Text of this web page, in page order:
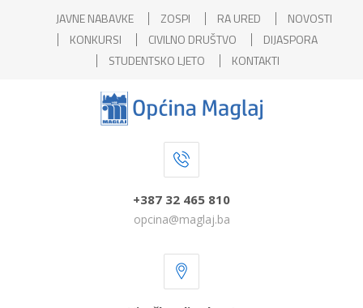
JAVNE NABAVKE ZOSPI RA URED
NOVOSTI
KONKURSI
CIVILNO DRUŠTVO
DIJASPORA
STUDENTSKO LJETO
KONTAKTI
+387 32 465 810
opcina@maglaj.ba